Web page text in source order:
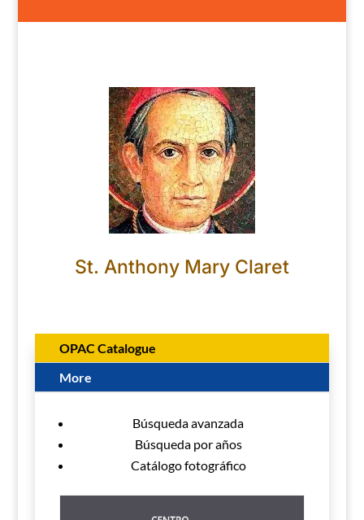
St. Anthony Mary Claret
OPAC Catalogue
More
Búsqueda avanzada
Búsqueda por años
Catálogo fotográfico